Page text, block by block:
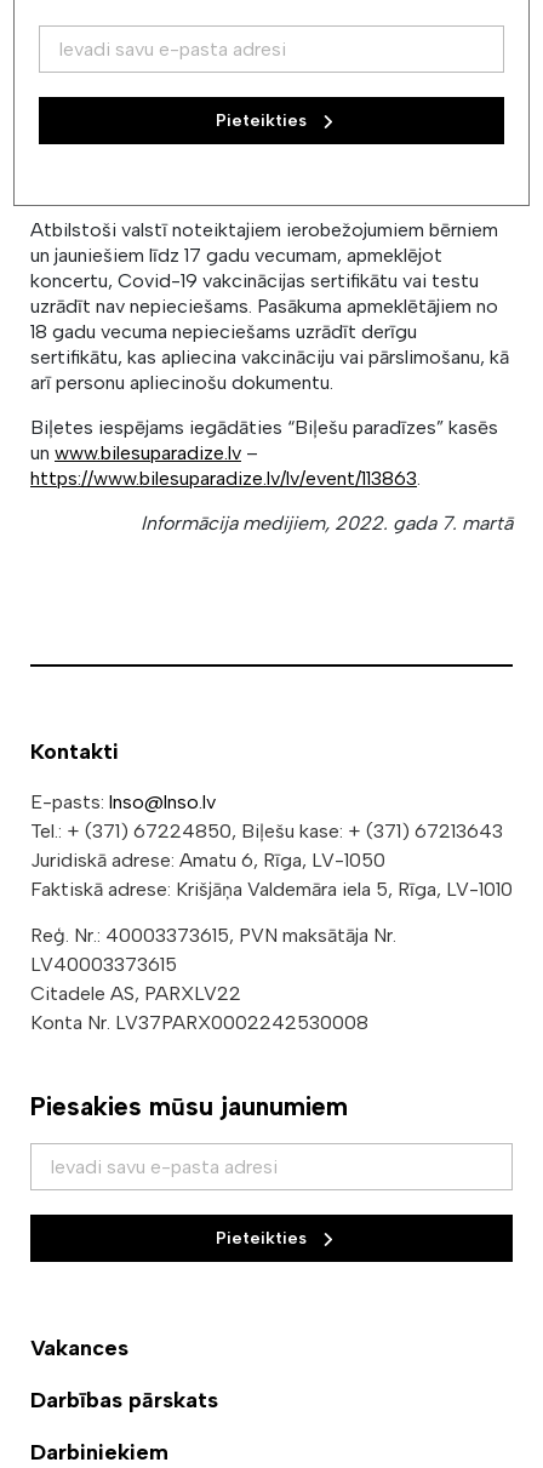
Kā jau iepriekš ziņots, LNSO mājvietas – Lielās ģildes –
problēmas, tiks uzsākta šī gada otrajā pusē un
norisināsies līdz 2023. gada nogalei. Līdz pat
Atbilstoši valstī noteiktajiem ierobežojumiem bērniem
un jauniešiem līdz 17 gadu vecumam, apmeklējot
koncertu, Covid-19 vakcinācijas sertifikātu vai testu
uzrādīt nav nepieciešams. Pasākuma apmeklētājiem no
18 gadu vecuma nepieciešams uzrādīt derīgu
sertifikātu, kas apliecina vakcināciju vai pārslimošanu, kā
arī personu apliecinošu dokumentu.
Biļetes iespējams iegādāties “Biļešu paradīzes” kasēs
un www.bilesuparadize.lv –
https://www.bilesuparadize.lv/lv/event/113863.
Informācija medijiem, 2022. gada 7. martā
Kontakti
E-pasts: lnso@lnso.lv
Tel.: + (371) 67224850, Biļešu kase: + (371) 67213643
Juridiskā adrese: Amatu 6, Rīga, LV-1050
Faktiskā adrese: Krišjāņa Valdemāra iela 5, Rīga, LV-1010
Reģ. Nr.: 40003373615, PVN maksātāja Nr.
LV40003373615
Citadele AS, PARXLV22
Konta Nr. LV37PARX0002242530008
Piesakies mūsu jaunumiem
Pieteikties
Vakances
Darbības pārskats
Darbiniekiem
Pieteikties